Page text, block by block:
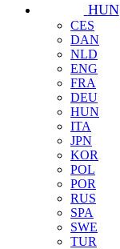
HUN
CES
DAN
NLD
ENG
FRA
DEU
HUN
ITA
JPN
KOR
POL
POR
RUS
SPA
SWE
TUR